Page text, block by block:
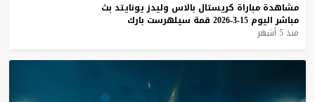
مشاهدة مباراة كريستال بالاس وليدز يونايتد بث
مباشر اليوم 15-3-2026 قمة سيلهرست بارك
منذ 5 أشهر